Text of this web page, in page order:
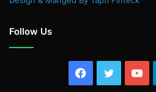
Follow Us
Facebook
Twitter